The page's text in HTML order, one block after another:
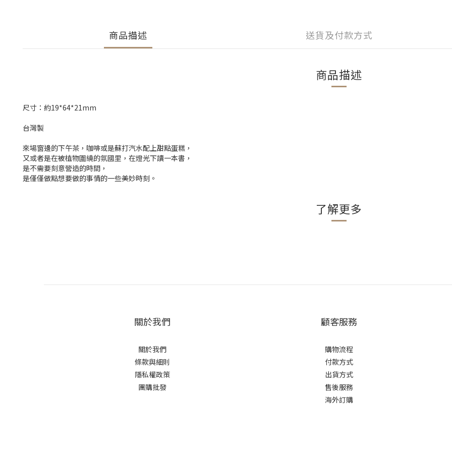
商品描述 送貨及付款方式
商品描述
尺寸：約19*64*21mm
台灣製
來場窗邊的下午茶，咖啡或是蘇打汽水配上甜點蛋糕，
又或者是在被植物圍繞的氛國里，在燈光下讀一本書，
是不需要刻意營造的時間，
是僅僅做點想要做的事情的一些美妙時刻。
了解更多
關於我們
關於我們
條款與細則
隱私權政策
團購批發
顧客服務
購物流程
付款方式
出貨方式
售後服務
海外訂購